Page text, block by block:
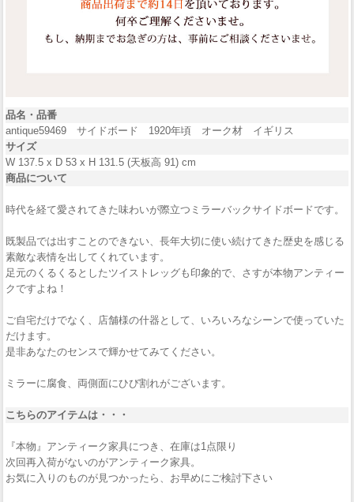
品名・品番
antique59469 サイドボード 1920年頃 オーク材 イギリス
サイズ
W 137.5 x D 53 x H 131.5 (天板高 91) cm
商品について
時代を経て愛されてきた味わいが際立つミラーバックサイドボードです。
既製品では出すことのできない、長年大切に使い続けてきた歴史を感じる
素敵な表情を出してくれています。
足元のくるくるとしたツイストレッグも印象的で、さすが本物アンティー
クですよね！
ご自宅だけでなく、店舗様の什器として、いろいろなシーンで使っていた
だけます。
是非あなたのセンスで輝かせてみてください。
ミラーに腐食、両側面にひび割れがございます。
こちらのアイテムは・・・
『本物』アンティーク家具につき、在庫は1点限り
次回再入荷がないのがアンティーク家具。
お気に入りのものが見つかったら、お早めにご検討下さい